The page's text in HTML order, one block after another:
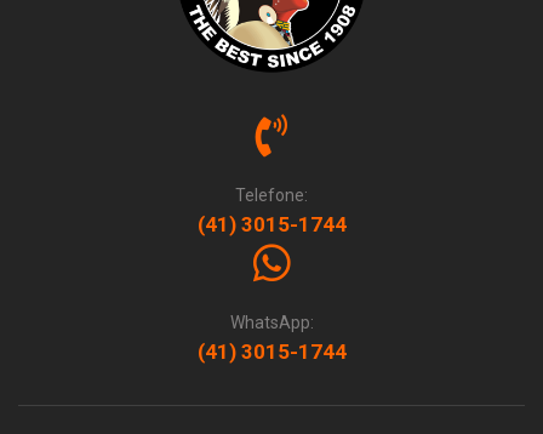
Telefone:
(41) 3015-1744
WhatsApp:
(41) 3015-1744